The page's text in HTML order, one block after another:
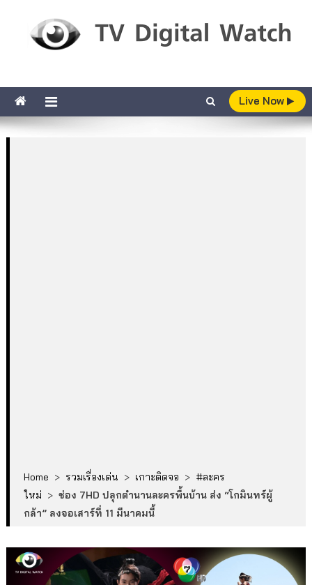
Live Now
Home > รวมเรื่องเด่น > เกาะติดจอ > #ละคร
ใหม่ > ช่อง 7HD ปลุกตำนานละครพื้นบ้าน ส่ง “โกมินทร์ผู้
กล้า” ลงจอเสาร์ที่ 11 มีนาคมนี้